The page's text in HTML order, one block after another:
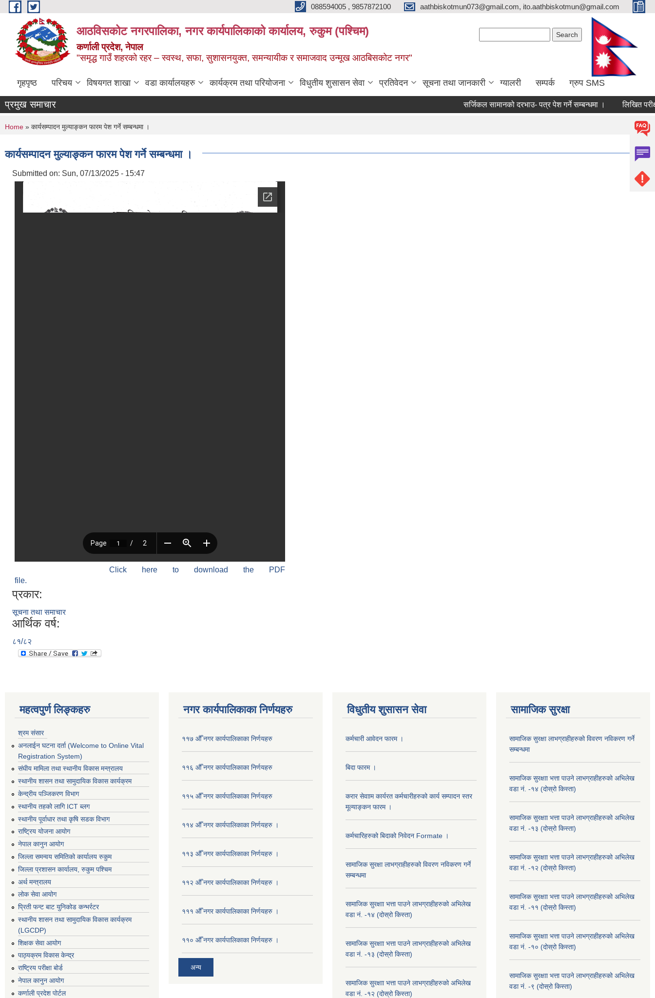
Skip to main content 088594005 , 9857872100 aathbiskotmun073@gmail.com, ito.aathbiskotmun@gmail.com
आठविसकोट नगरपालिका, नगर कार्यपालिकाको कार्यालय, रुकुम (पश्चिम)
कर्णाली प्रदेश, नेपाल
"समृद्ध गाउँ शहरको रहर – स्वस्थ, सफा, सुशासनयुक्त, समन्यायीक र समाजवाद उन्मूख आठबिसकोट नगर"
गृहपृष्ठ परिचय विषयगत शाखा वडा कार्यालयहरु कार्यक्रम तथा परियोजना विधुतीय शुसासन सेवा प्रतिवेदन सूचना तथा जानकारी ग्यालरी सम्पर्क ग्रुप SMS
प्रमुख समाचार सर्जिकल सामानको दरभाउ- पत्र पेश गर्ने सम्बन्धमा । लिखित परीक्षाको
You are here
Home » कार्यसम्पादन मुल्याङ्कन फारम पेश गर्ने सम्बन्धमा ।
कार्यसम्पादन मुल्याङ्कन फारम पेश गर्ने सम्बन्धमा ।
Submitted on: Sun, 07/13/2025 - 15:47
Click here to download the PDF
file.
प्रकार:
सूचना तथा समाचार
आर्थिक वर्ष:
८१/८२
महत्वपुर्ण लिङ्कहरु
श्रम संसार
अनलाईन घटना दर्ता (Welcome to Online Vital
Registration System)
संघीय मामिला तथा स्थानीय विकास मन्त्रालय
स्थानीय शासन तथा सामुदायिक विकास कार्यक्रम
केन्द्रीय पञ्जिकरण विभाग
स्थानीय तहको लागि ICT ब्लग
स्थानीय पूर्वाधार तथा कृषि सडक विभाग
राष्ट्रिय योजना आयोग
नेपाल कानुन आयोग
जिल्ला समन्वय समितिको कार्यालय रुकुम
जिल्ला प्रशासन कार्यालय, रुकुम पश्चिम
अर्थ मन्त्रालय
लोक सेवा आयोग
प्रिती फन्ट बाट युनिकोड कन्भर्रटर
स्थानीय शासन तथा सामुदायिक विकास कार्यक्रम
(LGCDP)
शिक्षक सेवा आयोग
पाठ्यक्रम विकास केन्द्र
राष्ट्रिय परीक्षा बोर्ड
नेपाल कानुन आयोग
कर्णाली प्रदेश पोर्टल
नगर कार्यपालिकाका निर्णयहरु
११७ औँ नगर कार्यपालिकाका निर्णयहरु
११६ औँ नगर कार्यपालिकाका निर्णयहरु
११५ औँ नगर कार्यपालिकाका निर्णयहरु
११४ औँ नगर कार्यपालिकाका निर्णयहरु ।
११३ औँ नगर कार्यपालिकाका निर्णयहरु ।
११२ औँ नगर कार्यपालिकाका निर्णयहरु ।
१११ औँ नगर कार्यपालिकाका निर्णयहरु ।
११० औँ नगर कार्यपालिकाका निर्णयहरु ।
अन्य
विधुतीय शुसासन सेवा
कर्मचारी आवेदन फारम ।
बिदा फारम ।
करार सेवााम कार्यरत कर्मचारीहरुको कार्य सम्पादन स्तर
मूल्याङ्कन फारम ।
कर्मचारिहरुको बिदाको निवेदन Formate ।
सामाजिक सुरक्षा लाभग्राहीहरुको विवरण नविकरण गर्ने
सम्बन्धमा
सामाजिक सुरक्षाा भत्ता पाउने लाभग्राहीहरुको अभिलेख
वडा नं. -१४ (दोस्रो किस्ता)
सामाजिक सुरक्षाा भत्ता पाउने लाभग्राहीहरुको अभिलेख
वडा नं. -१३ (दोस्रो किस्ता)
सामाजिक सुरक्षाा भत्ता पाउने लाभग्राहीहरुको अभिलेख
वडा नं. -१२ (दोस्रो किस्ता)
सामाजिक सुरक्षा
सामाजिक सुरक्षा लाभग्राहीहरुको विवरण नविकरण गर्ने
सम्बन्धमा
सामाजिक सुरक्षाा भत्ता पाउने लाभग्राहीहरुको अभिलेख
वडा नं. -१४ (दोस्रो किस्ता)
सामाजिक सुरक्षाा भत्ता पाउने लाभग्राहीहरुको अभिलेख
वडा नं. -१३ (दोस्रो किस्ता)
सामाजिक सुरक्षाा भत्ता पाउने लाभग्राहीहरुको अभिलेख
वडा नं. -१२ (दोस्रो किस्ता)
सामाजिक सुरक्षाा भत्ता पाउने लाभग्राहीहरुको अभिलेख
वडा नं. -११ (दोस्रो किस्ता)
सामाजिक सुरक्षाा भत्ता पाउने लाभग्राहीहरुको अभिलेख
वडा नं. -१० (दोस्रो किस्ता)
सामाजिक सुरक्षाा भत्ता पाउने लाभग्राहीहरुको अभिलेख
वडा नं. -९ (दोस्रो किस्ता)